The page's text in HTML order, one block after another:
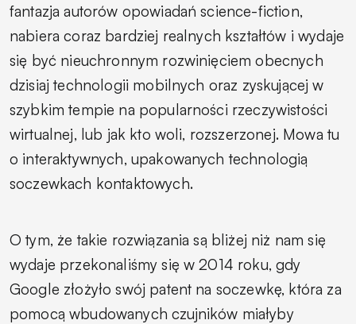
fantazja autorów opowiadań science-fiction,
nabiera coraz bardziej realnych kształtów i wydaje
się być nieuchronnym rozwinięciem obecnych
dzisiaj technologii mobilnych oraz zyskującej w
szybkim tempie na popularności rzeczywistości
wirtualnej, lub jak kto woli, rozszerzonej. Mowa tu
o interaktywnych, upakowanych technologią
soczewkach kontaktowych.
O tym, że takie rozwiązania są bliżej niż nam się
wydaje przekonaliśmy się w 2014 roku, gdy
Google złożyło swój patent na soczewkę, która za
pomocą wbudowanych czujników miałyby